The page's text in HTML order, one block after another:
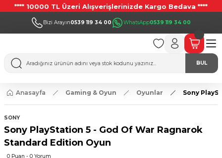
**** 10000 TL Üzeri Alışverişlerinizde Kargo Bedava ****
Bizi Arayın0539 119 34 00 WhatsApp0539 119 34 00
BUL
Anasayfa Gaming & Oyun Oyunlar Sony
SONY
Sony PlayStation 5 - God Of War Ragnarok
Standard Edition Oyun
0 Puan - 0 Yorum